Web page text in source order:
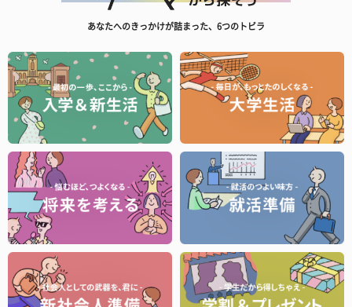
あなたへのきっかけが詰まった、6つのトビラ